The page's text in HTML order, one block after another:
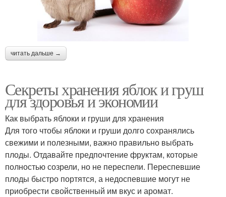
читать дальше →
Секреты хранения яблок и груш
для здоровья и экономии
Как выбрать яблоки и груши для хранения
Для того чтобы яблоки и груши долго сохранялись
свежими и полезными, важно правильно выбрать
плоды. Отдавайте предпочтение фруктам, которые
полностью созрели, но не переспели. Переспевшие
плоды быстро портятся, а недоспевшие могут не
приобрести свойственный им вкус и аромат.